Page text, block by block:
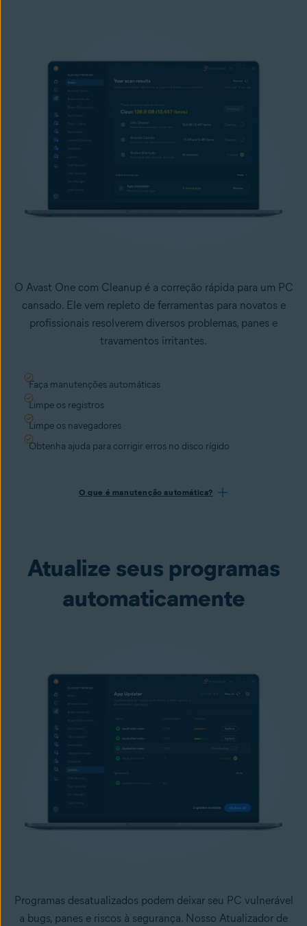
O Avast One com Cleanup é a correção rápida para um PC
cansado. Ele vem repleto de ferramentas para novatos e
profissionais resolverem diversos problemas, panes e
travamentos irritantes.
Faça manutenções automáticas
Limpe os registros
Limpe os navegadores
Obtenha ajuda para corrigir erros no disco rígido
O que é manutenção automática?
Atualize seus programas
automaticamente
Programas desatualizados podem deixar seu PC vulnerável
a bugs, panes e riscos à segurança. Nosso Atualizador de